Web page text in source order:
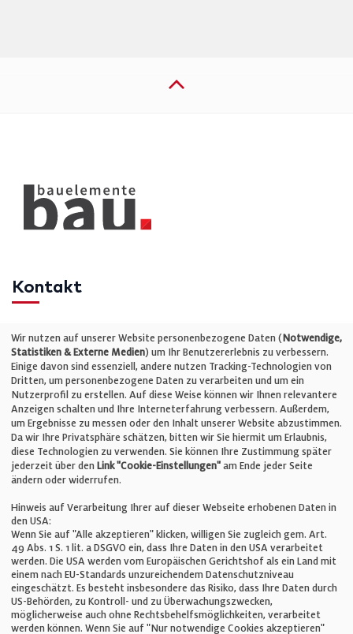
Kontakt
Telefon: +49 (0)711 2585563-0
E-Mail:info@bauelemente-bau.eu
Unternehmen
Impressum
Cookie-Einstellungen
AGB
Wir nutzen auf unserer Website personenbezogene Daten (Notwendige,
Statistiken & Externe Medien) um Ihr Benutzererlebnis zu verbessern.
Einige davon sind essenziell, andere nutzen Tracking-Technologien von
Dritten, um personenbezogene Daten zu verarbeiten und um ein
Nutzerprofil zu erstellen. Auf diese Weise können wir Ihnen relevantere
Anzeigen schalten und Ihre Interneterfahrung verbessern. Außerdem,
um Ergebnisse zu messen oder den Inhalt unserer Website abzustimmen.
Da wir Ihre Privatsphäre schätzen, bitten wir Sie hiermit um Erlaubnis,
diese Technologien zu verwenden. Sie können Ihre Zustimmung später
jederzeit über den Link "Cookie-Einstellungen" am Ende jeder Seite
ändern oder widerrufen.
Hinweis auf Verarbeitung Ihrer auf dieser Webseite erhobenen Daten in
den USA:
Wenn Sie auf "Alle akzeptieren" klicken, willigen Sie zugleich gem. Art.
49 Abs. 1 S. 1 lit. a DSGVO ein, dass Ihre Daten in den USA verarbeitet
werden. Die USA werden vom Europäischen Gerichtshof als ein Land mit
einem nach EU-Standards unzureichendem Datenschutzniveau
eingeschätzt. Es besteht insbesondere das Risiko, dass Ihre Daten durch
US-Behörden, zu Kontroll- und zu Überwachungszwecken,
möglicherweise auch ohne Rechtsbehelfsmöglichkeiten, verarbeitet
werden können. Wenn Sie auf "Nur notwendige Cookies akzeptieren"